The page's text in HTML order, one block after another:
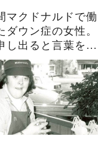
マクドナルドで働
ダウン症の女性。
し出ると言葉を失
迎える